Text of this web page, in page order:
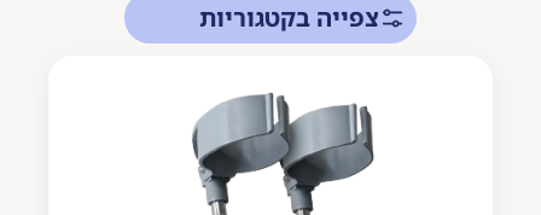
צפייה בקטגוריות